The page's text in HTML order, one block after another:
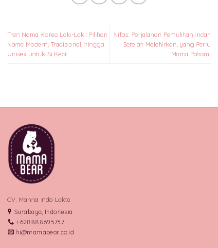
Tren Nama Korea Laki-Laki: Pilihan
Nama Modern, Tradisional, hingga
Unisex untuk Si Kecil
Nifas: Perjalanan Pemulihan Indah
Setelah Melahirkan, yang Perlu
Mama Pahami
CV. Manna Indo Lakta
Surabaya, Indonesia
+628888695757
hi@mamabear.co.id